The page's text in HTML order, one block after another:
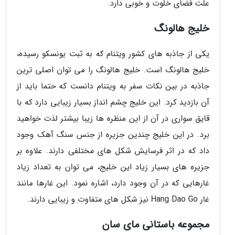
علت فضای خلوت و خوبی دارد.
خلیج هالونگ
یکی از جاذبه های کشور ویتنام که به ثبت یونسکو رسیده،
خلیج هالونگ است. خلیج هالونگ را می توان اصلی ترین
جاذبه در بین نکات سفر به ویتنام دانست که حتما باید از
آن بازدید کرد. این خلیج چشم انداز بسیار زیبایی دارد که با
قایق سواری در آن از این منظره ها زیبا بیشتر لذت خواهید
برد. در این خلیج چندین جزیره از جنس سنگ آهک وجود
داد که در اثر فرسایش شکل های مختلفی دارند. علاوه بر
جزیره های بسیار زیاد این خلیج، می توان به تعداد زیاد
غارهایی که در آن وجود دارد، اشاره نمود. این غارها مانند
غار Hang Dao Go نیز شکل های متفاوت و زیبایی دارند.
مجموعه باستانی مای سان